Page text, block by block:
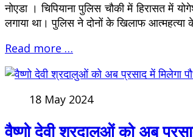
नोएडा । चिपियाना पुलिस चौकी में हिरासत में
लगाया था। पुलिस ने दोनों के खिलाफ आत्महत्या
Read more …
18 May 2024
वैष्णो देवी श्रदालुओं को अब